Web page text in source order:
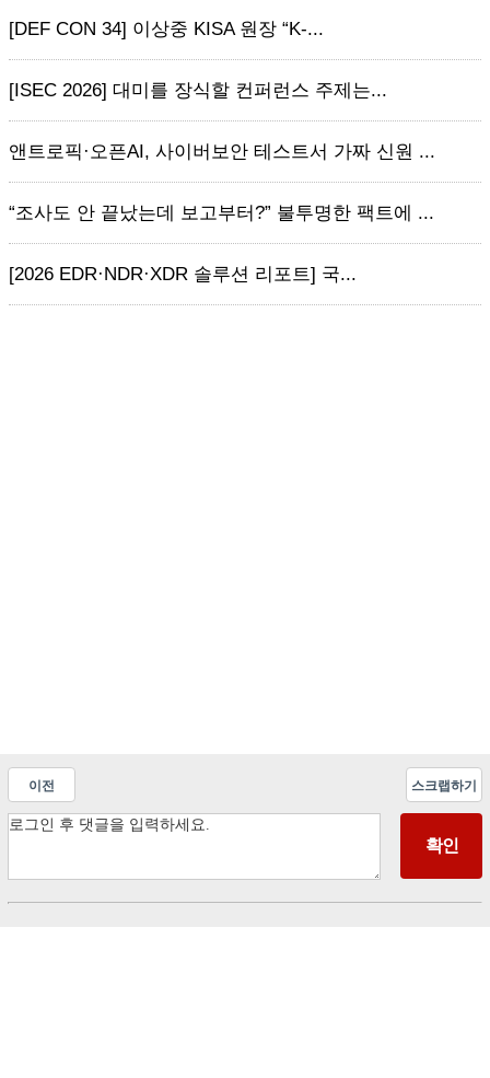
[DEF CON 34] 이상중 KISA 원장 “K-...
[ISEC 2026] 대미를 장식할 컨퍼런스 주제는...
앤트로픽·오픈AI, 사이버보안 테스트서 가짜 신원 ...
“조사도 안 끝났는데 보고부터?” 불투명한 팩트에 ...
[2026 EDR·NDR·XDR 솔루션 리포트] 국...
이전 스크랩하기